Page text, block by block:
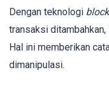
Dengan teknologi
transaksi
Hal ini memberikan
dimanipulasi.